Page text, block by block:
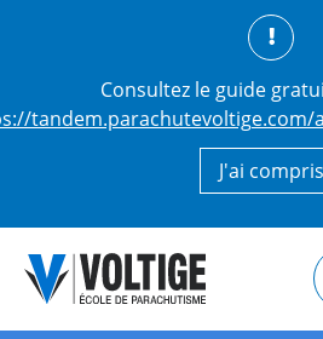
Consultez le guide
tandem.parachutevoltige.com/
J'ai compris